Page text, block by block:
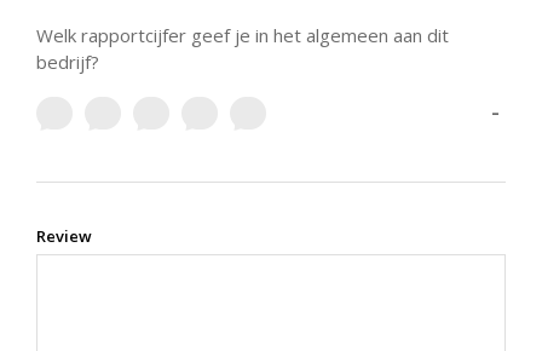
Welk rapportcijfer geef je in het algemeen aan dit
bedrijf?
-
Review